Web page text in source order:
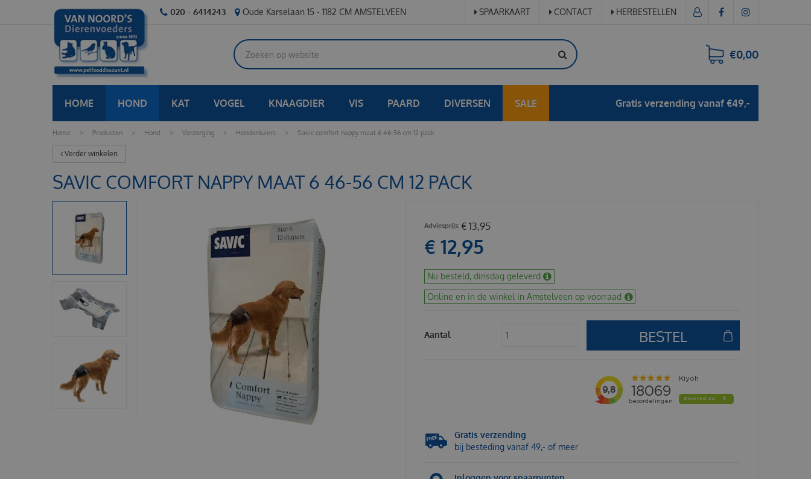
Home > Producten > Hond > Verzorging > Hondenluiers > Savic comfort nappy maat 6 46-56 cm 12 pack
020 - 6414243 Oude Karselaan 15 - 1182 CM AMSTELVEEN SPAARKAART CONTACT HERBESTELLEN
€0,00
HOME HOND KAT VOGEL KNAAGDIER VIS PAARD DIVERSEN SALE Gratis verzending vanaf €49,-
Verder winkelen
SAVIC COMFORT NAPPY MAAT 6 46-56 CM 12 PACK
€ 13,95
€ 12,95
Nu besteld, dinsdag geleverd
Online en in de winkel in Amstelveen op voorraad
Aantal
Gratis verzending
bij besteding vanaf 49,- of meer